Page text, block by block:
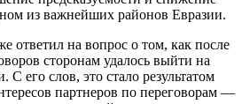
из важнейших районов Евразии.
ответил на вопрос о том, как после
сторонам удалось выйти на
его слов, это стало результатом
партнеров по переговорам —